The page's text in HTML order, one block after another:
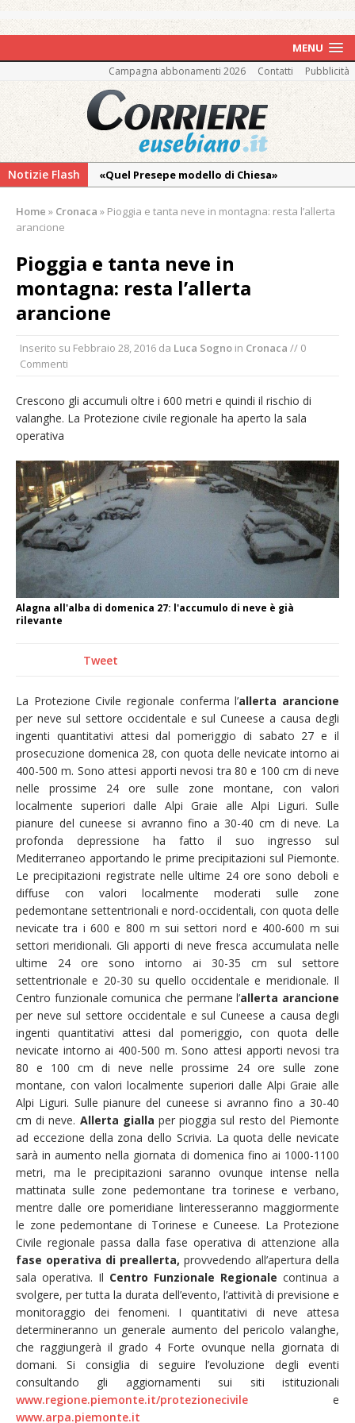
MENU
Campagna abbonamenti 2026 Contatti Pubblicità
Notizie Flash
«Quel Presepe modello di Chiesa»
Ringraziamento: convegno, messa e
Incendio sul Monte Barone: si estende il
fronte. Evacuato il rifugio e chiusi tutti i
zone blu
alle pendici del Monte Barone
Centinaia di vercellesi a Oropa per il
Intervento dei vigili del fuoco per un
incendio di sterpaglie a Caresanablot
Dieci anni fa l’ingresso a Vercelli
dell’arcivescovo mons. Marco Arnolfo
Home » Cronaca » Pioggia e tanta neve in montagna: resta l’allerta
arancione
Pioggia e tanta neve in
montagna: resta l’allerta
arancione
Inserito su Febbraio 28, 2016 da Luca Sogno in Cronaca // 0
Commenti
Crescono gli accumuli oltre i 600 metri e quindi il rischio di
valanghe. La Protezione civile regionale ha aperto la sala
operativa
Alagna all'alba di domenica 27: l'accumulo di neve è già
rilevante
Tweet
La Protezione Civile regionale conferma l’allerta arancione
per neve sul settore occidentale e sul Cuneese a causa degli
ingenti quantitativi attesi dal pomeriggio di sabato 27 e il
prosecuzione domenica 28, con quota delle nevicate intorno ai
400-500 m. Sono attesi apporti nevosi tra 80 e 100 cm di neve
nelle prossime 24 ore sulle zone montane, con valori
localmente superiori dalle Alpi Graie alle Alpi Liguri. Sulle
pianure del cuneese si avranno fino a 30-40 cm di neve. La
profonda depressione ha fatto il suo ingresso sul
Mediterraneo apportando le prime precipitazioni sul Piemonte.
Le precipitazioni registrate nelle ultime 24 ore sono deboli e
diffuse con valori localmente moderati sulle zone
pedemontane settentrionali e nord-occidentali, con quota delle
nevicate tra i 600 e 800 m sui settori nord e 400-600 m sui
settori meridionali. Gli apporti di neve fresca accumulata nelle
ultime 24 ore sono intorno ai 30-35 cm sul settore
settentrionale e 20-30 su quello occidentale e meridionale. Il
Centro funzionale comunica che permane l’allerta arancione
per neve sul settore occidentale e sul Cuneese a causa degli
ingenti quantitativi attesi dal pomeriggio, con quota delle
nevicate intorno ai 400-500 m. Sono attesi apporti nevosi tra
80 e 100 cm di neve nelle prossime 24 ore sulle zone
montane, con valori localmente superiori dalle Alpi Graie alle
Alpi Liguri. Sulle pianure del cuneese si avranno fino a 30-40
cm di neve. Allerta gialla per pioggia sul resto del Piemonte
ad eccezione della zona dello Scrivia. La quota delle nevicate
sarà in aumento nella giornata di domenica fino ai 1000-1100
metri, ma le precipitazioni saranno ovunque intense nella
mattinata sulle zone pedemontane tra torinese e verbano,
mentre dalle ore pomeridiane linteresseranno maggiormente
le zone pedemontane di Torinese e Cuneese. La Protezione
Civile regionale passa dalla fase operativa di attenzione alla
fase operativa di preallerta, provvedendo all’apertura della
sala operativa. Il Centro Funzionale Regionale continua a
svolgere, per tutta la durata dell’evento, l’attività di previsione e
monitoraggio dei fenomeni. I quantitativi di neve attesa
determineranno un generale aumento del pericolo valanghe,
che raggiungerà il grado 4 Forte ovunque nella giornata di
domani. Si consiglia di seguire l’evoluzione degli eventi
consultando gli aggiornamenti sui siti istituzionali
www.regione.piemonte.it/protezionecivile e
www.arpa.piemonte.it